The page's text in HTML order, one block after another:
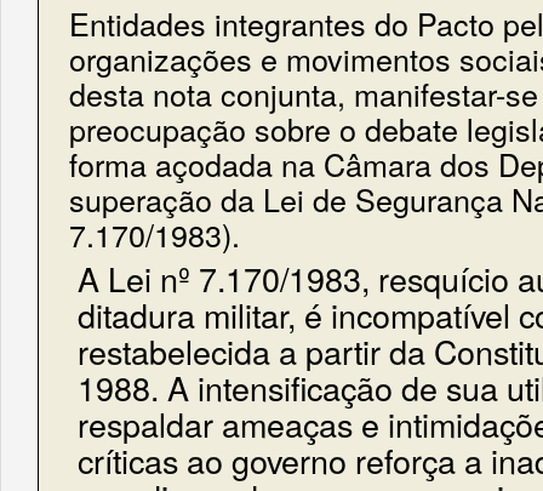
Entidades integrantes do Pacto
organizações e movimentos
desta nota conjunta, manifestar-
preocupação sobre o debate
forma açodada na Câmara dos
superação da Lei de Segurança
7.170/1983).
A Lei nº 7.170/1983, resquício
ditadura militar, é incompatível
restabelecida a partir da
1988. A intensificação de sua
respaldar ameaças e
críticas ao governo reforça a